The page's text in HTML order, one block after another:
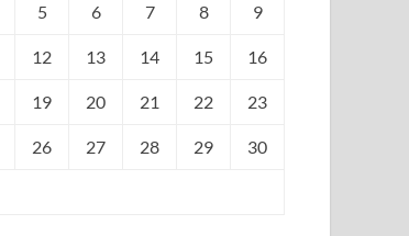
5 6 7 8 9
12 13 14 15 16
19 20 21 22 23
26 27 28 29 30